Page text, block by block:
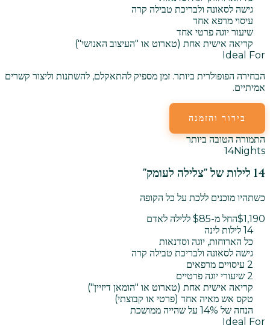
גישה לסאונה ולבריכת טבילה קרה
עיסוי מרפא אחד
שיעור יוגה פרטי אחד
קריאה אישית אחת (טארוט או "העיצוב האנושי")
Ideal For
הבחירה הפופולרית ביותר. זמן מספיק להתאקלם, להשתנות וליצור קשרים
אמיתיים.
בירור והזמנה
התמורה הטובה ביותר
14Nights
14 לילות של "צלילה לעומק"
כשתהיו מוכנים ללכת על כל הקופה
$1,190החל מ-$85 ללילה לאדם
14 לילות לינה
כל הארוחות, יוגה וסדנאות
גישה לסאונה ולבריכת טבילה קרה
2 עיסויים מרפאים
2 שיעורי יוגה פרטיים
קריאה אישית אחת (טארוט או "הומאן דיזיין")
טקס אש מאיה אחד (פרטי או קבוצתי)
הנחה של 14% על שהייה ממושכת
Ideal For